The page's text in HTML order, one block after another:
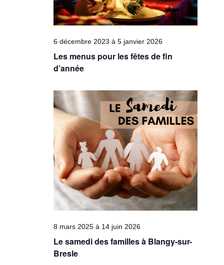
6 décembre 2023 à5 janvier 2026
Les menus pour les fêtes de fin
d’année
8 mars 2025 à 14 juin 2026
Le samedi des familles à Blangy-sur-
Bresle